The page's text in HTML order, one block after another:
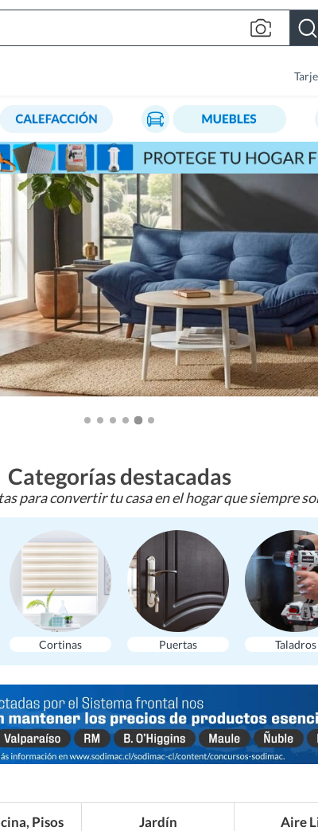
Categorías destacadas
para convertir tu casa en el hogar que siempre
Cortinas Puertas Taladros
Pisos Jardín Aire